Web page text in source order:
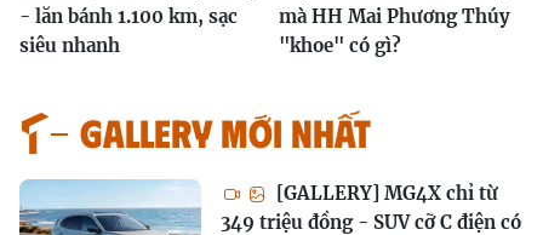
- lăn bánh 1.100 km, sạc
siêu nhanh
mà HH Mai Phương Thúy
"khoe" có gì?
GALLERY MỚI NHẤT
[GALLERY] MG4X chỉ từ
349 triệu đồng - SUV cỡ C điện có